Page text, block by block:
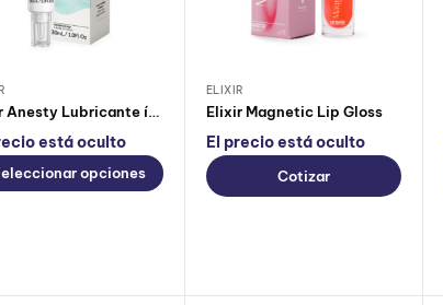
Elixir Anesty Lubricante íntimo Anal Desensibilizante
está oculto
opciones
ELIXIR
Elixir Magnetic Lip Gloss
El precio está oculto
Cotizar